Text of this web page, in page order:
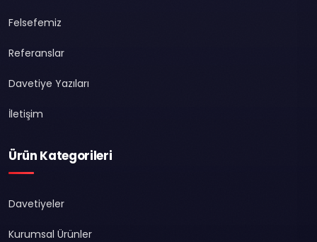
Felsefemiz
Referanslar
Davetiye Yazıları
İletişim
Ürün Kategorileri
Davetiyeler
Kurumsal Ürünler